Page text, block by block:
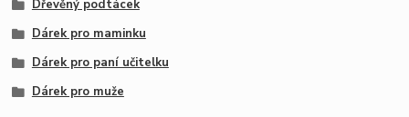
Dřevěný podtácek
Dárek pro maminku
Dárek pro paní učitelku
Dárek pro muže